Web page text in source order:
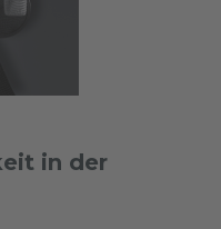
in der